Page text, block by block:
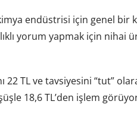
endüstrisi için genel bir
yorum yapmak için nihai
22 TL ve tavsiyesini “tut”
18,6 TL’den işlem